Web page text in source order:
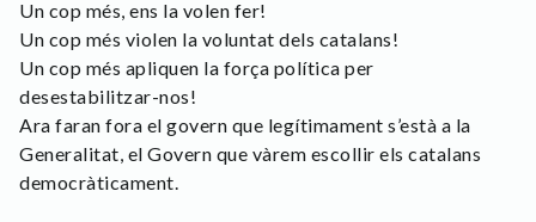
Un cop més, ens la volen fer!
Un cop més violen la voluntat dels catalans!
Un cop més apliquen la força política per
desestabilitzar-nos!
Ara faran fora el govern que legítimament s’està a la
Generalitat, el Govern que vàrem escollir els catalans
democràticament.